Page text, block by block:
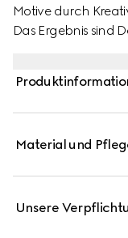
Motive durch
Das Ergebnis sind
GG Monogramm-
braunem Leder.
Material und
Unsere